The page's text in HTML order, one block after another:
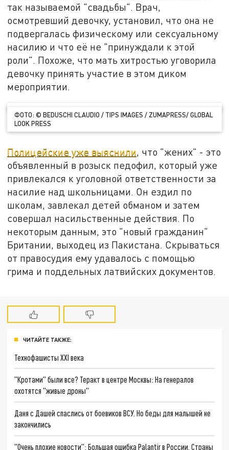
так называемой "свадьбы". Врач,
осмотревший девочку, установил, что она не
подвергалась физическому или сексуальному
насилию и что её не "принуждали к этой
роли". Похоже, что мать хитростью уговорила
девочку принять участие в этом диком
мероприятии.
ФОТО: © BEDUSCHI CLAUDIO / TIPS IMAGES / ZUMAPRESS/ GLOBAL
LOOK PRESS
Полицейские уже выяснили, что "жених" - это
объявленный в розыск педофил, который уже
привлекался к уголовной ответственности за
насилие над школьницами. Он ездил по
школам, завлекал детей обманом и затем
совершал насильственные действия. По
некоторым данным, это "новый гражданин"
Британии, выходец из Пакистана. Скрываться
от правосудия ему удавалось с помощью
грима и поддельных латвийских документов.
ЧИТАЙТЕ ТАКЖЕ:
Технофашисты XXI века
"Кротами" были все? Теракт в центре Москвы: На генералов
охотятся "живые дроны"
Даня с Дашей спаслись от боевиков ВСУ. Но беды для малышей не
закончились
"Очень плохие новости": Большая ошибка Palantir в России. Страны